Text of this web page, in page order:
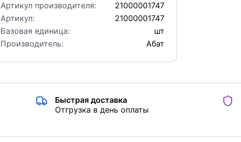
Артикул производителя:
21000001747
Артикул:
21000001747
Базовая единица:
шт
Производитель:
Абат
Быстрая доставка
Отгрузка в день оплаты